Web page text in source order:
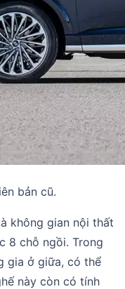
bản cũ.
không gian nội thất
8 chỗ ngồi. Trong
gia ở giữa, có thể
này còn có tính